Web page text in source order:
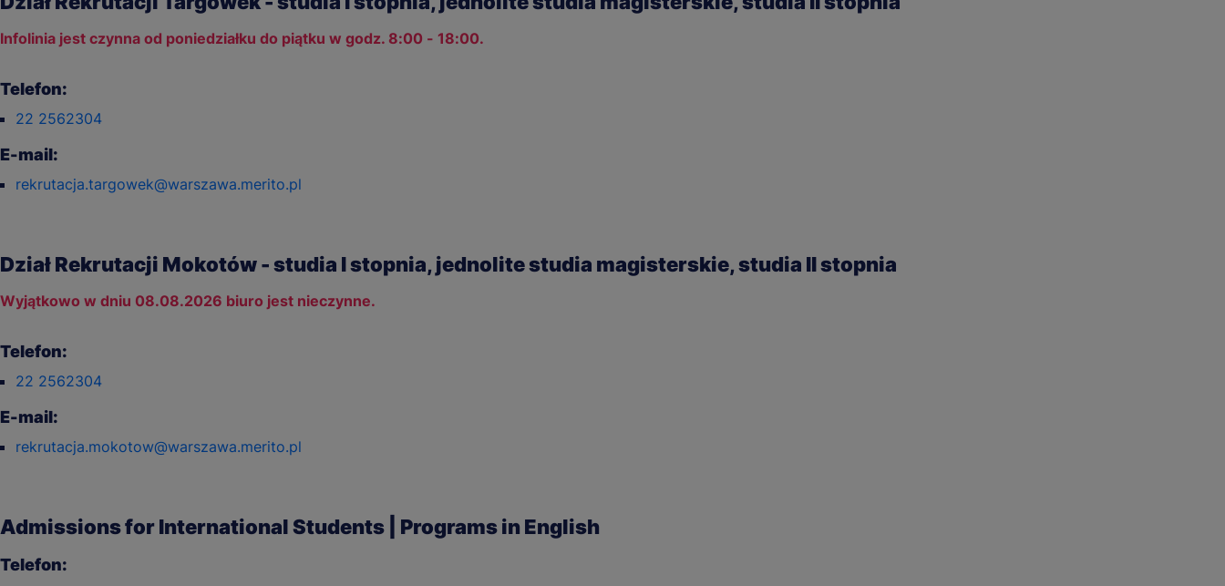
Infolinia jest czynna od poniedziałku do piątku w godz. 8:00 - 18:00.
Telefon:
22 2562304
E-mail:
rekrutacja.targowek@warszawa.merito.pl
Dział Rekrutacji Mokotów - studia I stopnia, jednolite studia magisterskie, studia II stopnia
Wyjątkowo w dniu 08.08.2026 biuro jest nieczynne.
Telefon:
22 2562304
E-mail:
rekrutacja.mokotow@warszawa.merito.pl
Admissions for International Students | Programs in English
Telefon: